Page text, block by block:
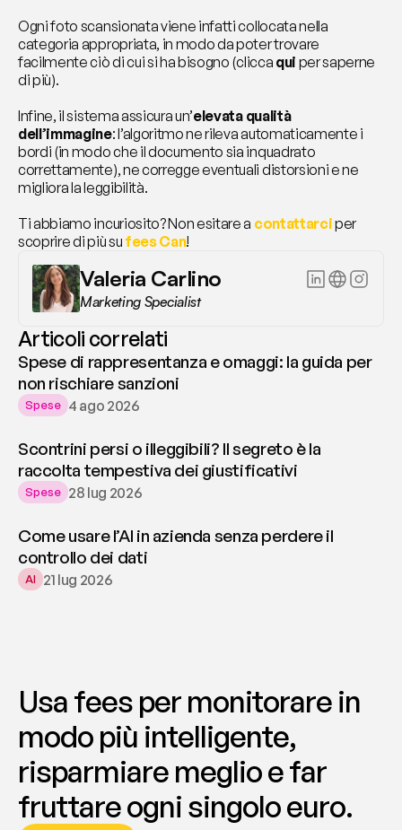
Ogni foto scansionata viene infatti collocata nella
categoria appropriata, in modo da poter trovare
facilmente ciò di cui si ha bisogno (clicca qui per saperne
di più).
Infine, il sistema assicura un’elevata qualità
dell’immagine: l’algoritmo ne rileva automaticamente i
bordi (in modo che il documento sia inquadrato
correttamente), ne corregge eventuali distorsioni e ne
migliora la leggibilità.
Ti abbiamo incuriosito? Non esitare a contattarciper
scoprire di più su fees Can!
Valeria Carlino
Marketing Specialist
Articoli correlati
Spese di rappresentanza e omaggi: la guida per
non rischiare sanzioni
Spese 4 ago 2026
Scontrini persi o illeggibili? Il segreto è la
raccolta tempestiva dei giustificativi
Spese 28 lug 2026
Come usare l’AI in azienda senza perdere il
controllo dei dati
AI 21 lug 2026
Usa fees per monitorare in
modo più intelligente,
risparmiare meglio e far
fruttare ogni singolo euro.